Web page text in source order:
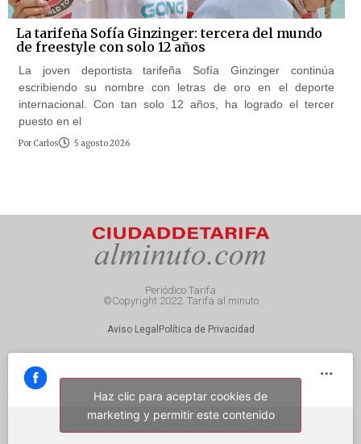
La tarifeña Sofía Ginzinger: tercera del mundo
de freestyle con solo 12 años
La joven deportista tarifeña Sofía Ginzinger continúa
escribiendo su nombre con letras de oro en el deporte
internacional. Con tan solo 12 años, ha logrado el tercer
puesto en el
Por Carlos 5 agosto 2026
Periódico Tarifa
©Copyright 2022. Tarifa al minuto
Aviso Legal Política de Privacidad
Haz clic para aceptar cookies de
marketing y permitir este contenido